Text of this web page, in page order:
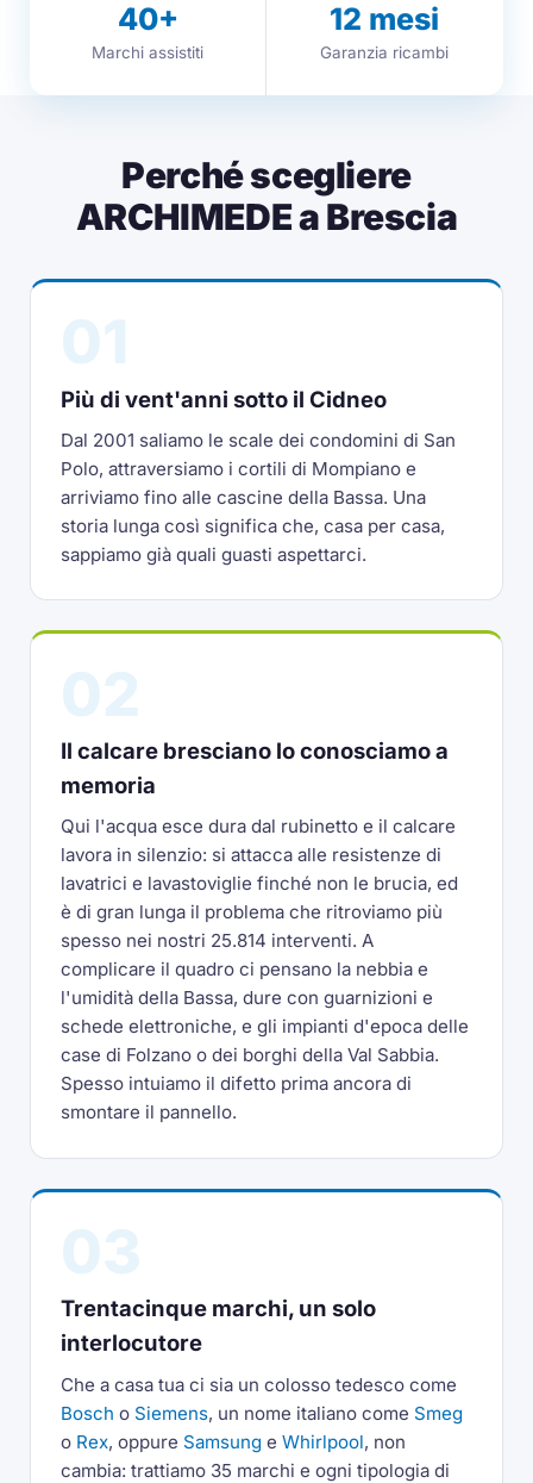
40+
Marchi assistiti
12 mesi
Garanzia ricambi
Perché scegliere
ARCHIMEDE a Brescia
Più di vent'anni sotto il Cidneo
Dal 2001 saliamo le scale dei condomini di San
Polo, attraversiamo i cortili di Mompiano e
arriviamo fino alle cascine della Bassa. Una
storia lunga così significa che, casa per casa,
sappiamo già quali guasti aspettarci.
Il calcare bresciano lo conosciamo a
memoria
Qui l'acqua esce dura dal rubinetto e il calcare
lavora in silenzio: si attacca alle resistenze di
lavatrici e lavastoviglie finché non le brucia, ed
è di gran lunga il problema che ritroviamo più
spesso nei nostri 25.814 interventi. A
complicare il quadro ci pensano la nebbia e
l'umidità della Bassa, dure con guarnizioni e
schede elettroniche, e gli impianti d'epoca delle
case di Folzano o dei borghi della Val Sabbia.
Spesso intuiamo il difetto prima ancora di
smontare il pannello.
Trentacinque marchi, un solo
interlocutore
Che a casa tua ci sia un colosso tedesco come
Bosch o Siemens, un nome italiano come Smeg
o Rex, oppure Samsung eWhirlpool, non
cambia: trattiamo 35 marchi e ogni tipologia di